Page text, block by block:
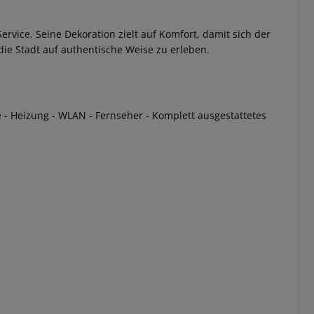
Seine Dekoration zielt auf Komfort, damit sich der
Stadt auf authentische Weise zu erleben.
Heizung - WLAN - Fernseher - Komplett ausgestattetes